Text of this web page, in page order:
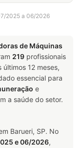
2025 a 06/2026
de Máquinas
219 profissionais
últimos 12 meses,
essencial para
e
a saúde do setor.
Barueri, SP. No
e 06/2026,